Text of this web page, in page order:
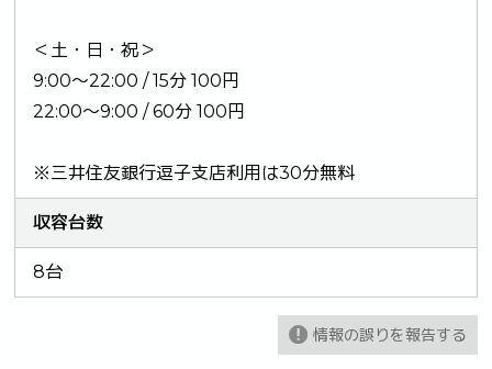
＜土・日・祝＞
9:00～22:00 / 15分 100円
22:00～9:00 / 60分 100円
※三井住友銀行逗子支店利用は30分無料
収容台数
8台
情報の誤りを報告する